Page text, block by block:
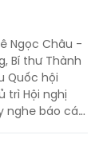
Ngọc Châu -
Bí thư Thành
Quốc hội
nghe báo cáo,